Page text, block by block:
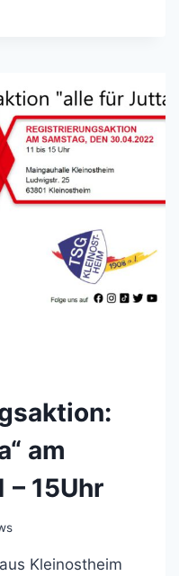
am
– 15Uhr
Kleinostheim